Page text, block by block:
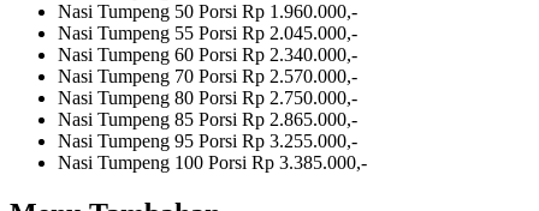
Nasi Tumpeng 50 Porsi Rp 1.960.000,-
Nasi Tumpeng 55 Porsi Rp 2.045.000,-
Nasi Tumpeng 60 Porsi Rp 2.340.000,-
Nasi Tumpeng 70 Porsi Rp 2.570.000,-
Nasi Tumpeng 80 Porsi Rp 2.750.000,-
Nasi Tumpeng 85 Porsi Rp 2.865.000,-
Nasi Tumpeng 95 Porsi Rp 3.255.000,-
Nasi Tumpeng 100 Porsi Rp 3.385.000,-